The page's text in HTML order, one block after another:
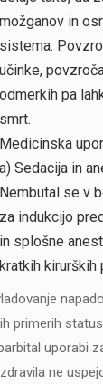
možganov in
sistema.
učinke,
odmerkih pa
smrt.
Medicinska
a) Sedacija in
Nembutal se v
za indukcijo
in splošne
kratkih kirurških
primerih
uporabi
ne